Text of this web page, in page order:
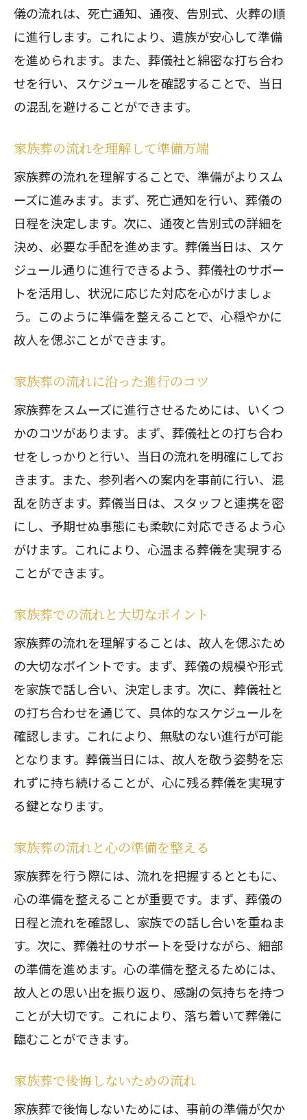
儀の流れは、死亡通知、通夜、告別式、火葬の順
に進行します。これにより、遺族が安心して準備
を進められます。また、葬儀社と綿密な打ち合わ
せを行い、スケジュールを確認することで、当日
の混乱を避けることができます。
家族葬の流れを理解して準備万端
家族葬の流れを理解することで、準備がよりスム
ーズに進みます。まず、死亡通知を行い、葬儀の
日程を決定します。次に、通夜と告別式の詳細を
決め、必要な手配を進めます。葬儀当日は、スケ
ジュール通りに進行できるよう、葬儀社のサポー
トを活用し、状況に応じた対応を心がけましょ
う。このように準備を整えることで、心穏やかに
故人を偲ぶことができます。
家族葬の流れに沿った進行のコツ
家族葬をスムーズに進行させるためには、いくつ
かのコツがあります。まず、葬儀社との打ち合わ
せをしっかりと行い、当日の流れを明確にしてお
きます。また、参列者への案内を事前に行い、混
乱を防ぎます。葬儀当日は、スタッフと連携を密
にし、予期せぬ事態にも柔軟に対応できるよう心
がけます。これにより、心温まる葬儀を実現する
ことができます。
家族葬での流れと大切なポイント
家族葬の流れを理解することは、故人を偲ぶため
の大切なポイントです。まず、葬儀の規模や形式
を家族で話し合い、決定します。次に、葬儀社と
の打ち合わせを通じて、具体的なスケジュールを
確認します。これにより、無駄のない進行が可能
となります。葬儀当日には、故人を敬う姿勢を忘
れずに持ち続けることが、心に残る葬儀を実現す
る鍵となります。
家族葬の流れと心の準備を整える
家族葬を行う際には、流れを把握するとともに、
心の準備を整えることが重要です。まず、葬儀の
日程と流れを確認し、家族での話し合いを重ねま
す。次に、葬儀社のサポートを受けながら、細部
の準備を進めます。心の準備を整えるためには、
故人との思い出を振り返り、感謝の気持ちを持つ
ことが大切です。これにより、落ち着いて葬儀に
臨むことができます。
家族葬で後悔しないための流れ
家族葬で後悔しないためには、事前の準備が欠か